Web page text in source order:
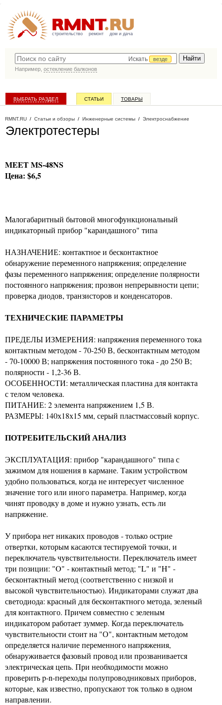
строительство ремонт дом и дача
Искать
везде
Например, остекление балконов
ВЫБРАТЬ РАЗДЕЛ СТАТЬИ ТОВАРЫ
RMNT.RU / Статьи и обзоры / Инженерные системы / Электроснабжение
Электротестеры
MEET MS-48NS
Цена: $6,5
Малогабаритный бытовой многофункциональный
индикаторный прибор "карандашного" типа
НАЗНАЧЕНИЕ: контактное и бесконтактное
обнаружение переменного напряжения; определение
фазы переменного напряжения; определение полярности
постоянного напряжения; прозвон непрерывности цепи;
проверка диодов, транзисторов и конденсаторов.
ТЕХНИЧЕСКИЕ ПАРАМЕТРЫ
ПРЕДЕЛЫ ИЗМЕРЕНИЯ: напряжения переменного тока
контактным методом - 70-250 В, бесконтактным методом
- 70-10000 В; напряжения постоянного тока - до 250 В;
полярности - 1,2-36 В.
ОСОБЕННОСТИ: металлическая пластина для контакта
с телом человека.
ПИТАНИЕ: 2 элемента напряжением 1,5 В.
РАЗМЕРЫ: 140х18х15 мм, серый пластмассовый корпус.
ПОТРЕБИТЕЛЬСКИЙ АНАЛИЗ
ЭКСПЛУАТАЦИЯ: прибор "карандашного" типа с
зажимом для ношения в кармане. Таким устройством
удобно пользоваться, когда не интересует численное
значение того или иного параметра. Например, когда
чинят проводку в доме и нужно узнать, есть ли
напряжение.
У прибора нет никаких проводов - только острие
отвертки, которым касаются тестируемой точки, и
переключатель чувствительности. Переключатель имеет
три позиции: "O" - контактный метод; "L" и "H" -
бесконтактный метод (соответственно с низкой и
высокой чувствительностью). Индикаторами служат два
светодиода: красный для бесконтактного метода, зеленый
для контактного. Причем совместно с зеленым
индикатором работает зуммер. Когда переключатель
чувствительности стоит на "О", контактным методом
определяется наличие переменного напряжения,
обнаруживается фазовый провод или прозванивается
электрическая цепь. При необходимости можно
проверить p-n-переходы полупроводниковых приборов,
которые, как известно, пропускают ток только в одном
направлении.